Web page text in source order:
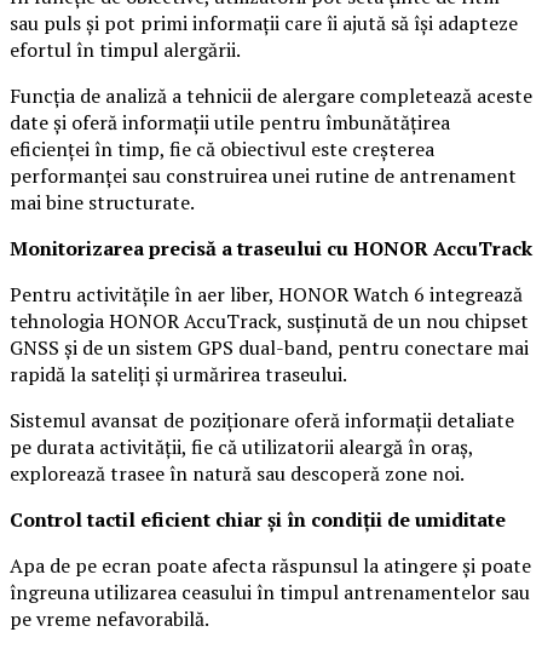
sau puls și pot primi informații care îi ajută să își adapteze
efortul în timpul alergării.
Funcția de analiză a tehnicii de alergare completează aceste
date și oferă informații utile pentru îmbunătățirea
eficienței în timp, fie că obiectivul este creșterea
performanței sau construirea unei rutine de antrenament
mai bine structurate.
Monitorizarea precisă a traseului cu HONOR AccuTrack
Pentru activitățile în aer liber, HONOR Watch 6 integrează
tehnologia HONOR AccuTrack, susținută de un nou chipset
GNSS și de un sistem GPS dual-band, pentru conectare mai
rapidă la sateliți și urmărirea traseului.
Sistemul avansat de poziționare oferă informații detaliate
pe durata activității, fie că utilizatorii aleargă în oraș,
explorează trasee în natură sau descoperă zone noi.
Control tactil eficient chiar și în condiții de umiditate
Apa de pe ecran poate afecta răspunsul la atingere și poate
îngreuna utilizarea ceasului în timpul antrenamentelor sau
pe vreme nefavorabilă.